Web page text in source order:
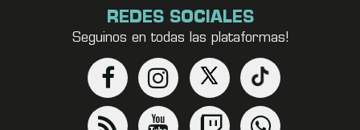
REDES SOCIALES
Seguinos en todas las plataformas!